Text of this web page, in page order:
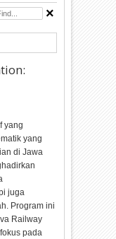
yang
yang
di Jawa
juga
Program ini
Railway
pada